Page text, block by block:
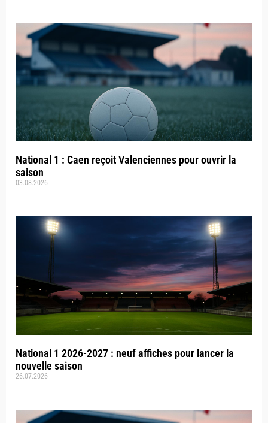
National 1 : Caen reçoit Valenciennes pour ouvrir la
saison
03.08.2026
National 1 2026-2027 : neuf affiches pour lancer la
nouvelle saison
26.07.2026